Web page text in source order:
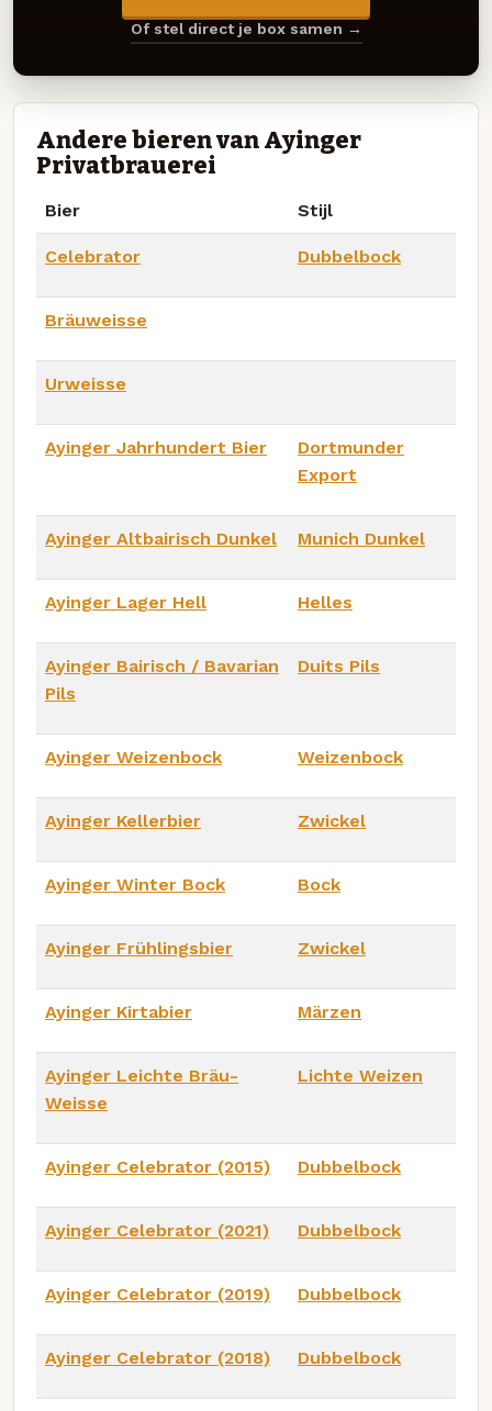
Of stel direct je box samen →
Andere bieren van Ayinger
Privatbrauerei
Bier Stijl
Celebrator Dubbelbock
Bräuweisse
Urweisse
Ayinger Jahrhundert Bier
Dortmunder
Export
Ayinger Altbairisch Dunkel Munich Dunkel
Ayinger Lager Hell Helles
Ayinger Bairisch / Bavarian
Pils
Duits Pils
Ayinger Weizenbock Weizenbock
Ayinger Kellerbier Zwickel
Ayinger Winter Bock Bock
Ayinger Frühlingsbier Zwickel
Ayinger Kirtabier Märzen
Ayinger Leichte Bräu-
Weisse
Lichte Weizen
Ayinger Celebrator (2015) Dubbelbock
Ayinger Celebrator (2021) Dubbelbock
Ayinger Celebrator (2019) Dubbelbock
Ayinger Celebrator (2018) Dubbelbock